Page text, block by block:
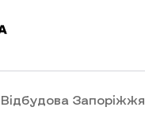
Відбудова Запоріжжя